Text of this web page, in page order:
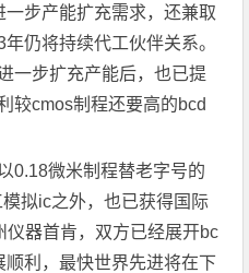
步产能扩充需求，还兼取
仍将持续代工伙伴关系。
一步扩充产能后，也已提
较cmos制程还要高的bcd
0.18微米制程替老字号的
拟ic之外，也已获得国际
器首肯，双方已经展开bc
利，最快世界先进将在下